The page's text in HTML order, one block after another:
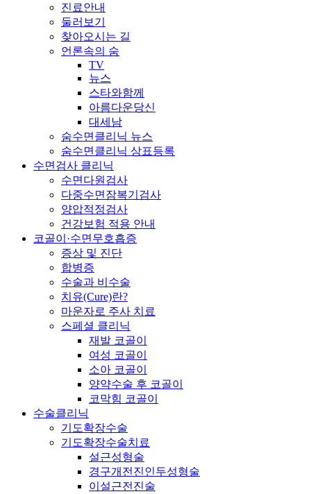
진료안내
둘러보기
찾아오시는 길
언론속의 숨
TV
뉴스
스타와함께
아름다운당신
대세남
숨수면클리닉 뉴스
숨수면클리닉 상표등록
수면검사 클리닉
수면다원검사
다중수면잠복기검사
양압적정검사
건강보험 적용 안내
코골이·수면무호흡증
증상 및 진단
합병증
수술과 비수술
치유(Cure)란?
마운자로 주사 치료
스페셜 클리닉
재발 코골이
여성 코골이
소아 코골이
양약수술 후 코골이
코막힘 코골이
수술클리닉
기도확장수술
기도확장수술치료
설근성형술
경구개전진인두성형술
이설근전진술